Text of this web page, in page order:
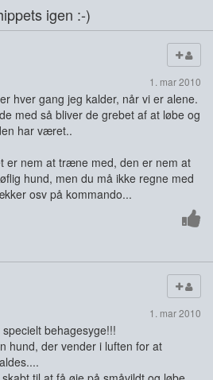
igen :-)
1. mar 2010
hver gang jeg kalder, når vi er alene.
med så bliver de grebet af at løbe og
har været..
er nem at træne med, den er nem at
hund, men du må ikke regne med
osv på kommando...
1. mar 2010
behagesyge!!!
hund, der vender i luften for at